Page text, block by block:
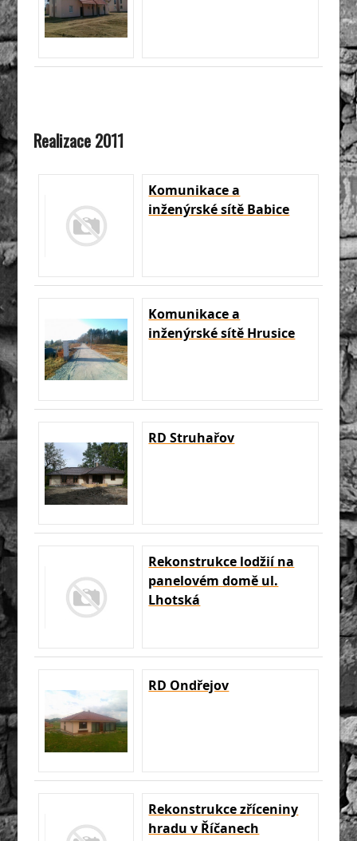
Realizace 2011
Komunikace a
inženýrské sítě Babice
Komunikace a
inženýrské sítě Hrusice
RD Struhařov
Rekonstrukce lodžií na
panelovém domě ul.
Lhotská
RD Ondřejov
Rekonstrukce zříceniny
hradu v Říčanech